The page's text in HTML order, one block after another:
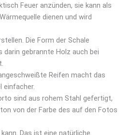
Feuer anzünden, sie kann als
dienen und wird
Die Form der Schale
darin gebrannte Holz auch bei
Reifen macht das
einfacher.
sind aus rohem Stahl gefertigt,
von der Farbe des auf den Fotos
Das ist eine natürliche